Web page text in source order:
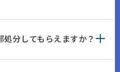
分してもらえますか？